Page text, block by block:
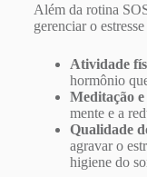
Além da rotina
gerenciar o
Atividade
hormônio
Meditação
mente e a
Qualidade
agravar o
higiene do